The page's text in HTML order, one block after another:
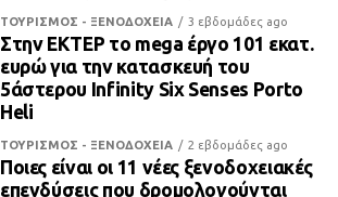
ΤΟΥΡΙΣΜΟΣ - ΞΕΝΟΔΟΧΕΙΑ 3 εβδομάδες ago
Στην ΕΚΤΕΡ το mega έργο 101 εκατ.
ευρώ για την κατασκευή του
5άστερου Infinity Six Senses Porto
Heli
ΤΟΥΡΙΣΜΟΣ - ΞΕΝΟΔΟΧΕΙΑ 2 εβδομάδες ago
Ποιες είναι οι 11 νέες ξενοδοχειακές
επενδύσεις που δρομολογούνται